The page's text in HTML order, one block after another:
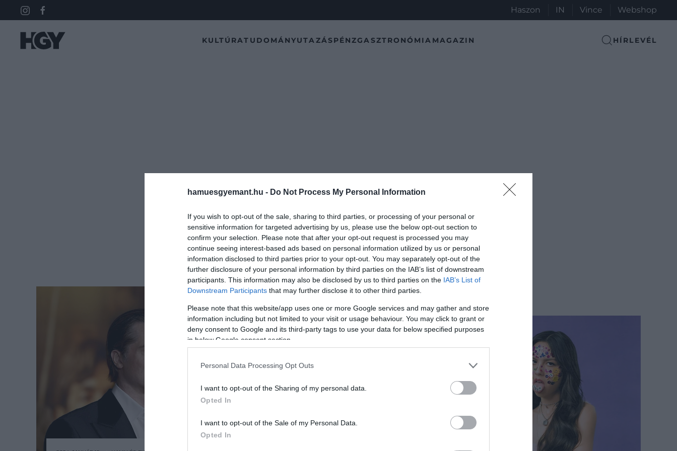
hamuesgyemant.hu - Do Not Process My Personal Information
If you wish to opt-out of the sale, sharing to third parties, or processing of your personal or
sensitive information for targeted advertising by us, please use the below opt-out section to
confirm your selection. Please note that after your opt-out request is processed you may
continue seeing interest-based ads based on personal information utilized by us or personal
information disclosed to third parties prior to your opt-out. You may separately opt-out of the
further disclosure of your personal information by third parties on the IAB’s list of downstream
participants. This information may also be disclosed by us to third parties on the IAB’s List of
Downstream Participants that may further disclose it to other third parties.
Please note that this website/app uses one or more Google services and may gather and store
information including but not limited to your visit or usage behaviour. You may click to grant or
deny consent to Google and its third-party tags to use your data for below specified purposes
in below Google consent section.
Personal Data Processing Opt Outs
I want to opt-out of the Sharing of my personal data.
Opted In
I want to opt-out of the Sale of my Personal Data.
Opted In
Haszon IN Vince Webshop
KULTÚRATUDOMÁNYUTAZÁSPÉNZGASZTRONÓMIA MAGAZIN HÍRLEVÉL